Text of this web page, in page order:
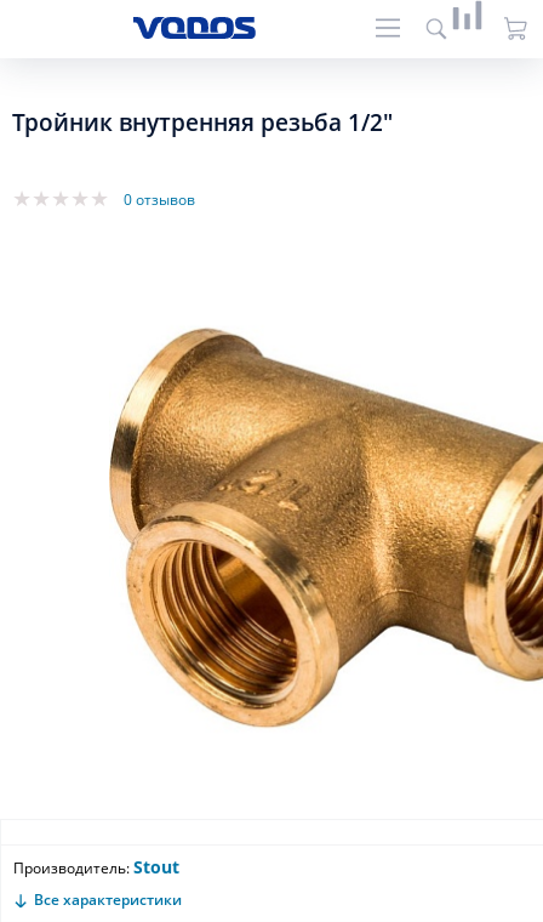
Тройник внутренняя резьба 1/2"
0 отзывов
Производитель:Stout
Все характеристики